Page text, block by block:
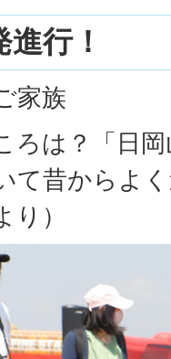
行！
家族
ろは？「日
て昔からよ
）